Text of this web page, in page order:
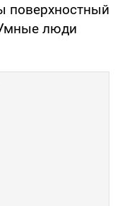
поверхностный
люди